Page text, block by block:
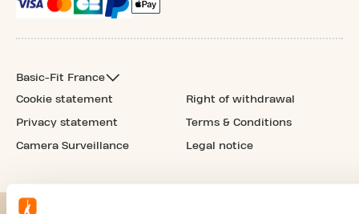
Basic-Fit France
Cookie statement
Privacy statement
Camera Surveillance
Right of withdrawal
Terms & Conditions
Legal notice